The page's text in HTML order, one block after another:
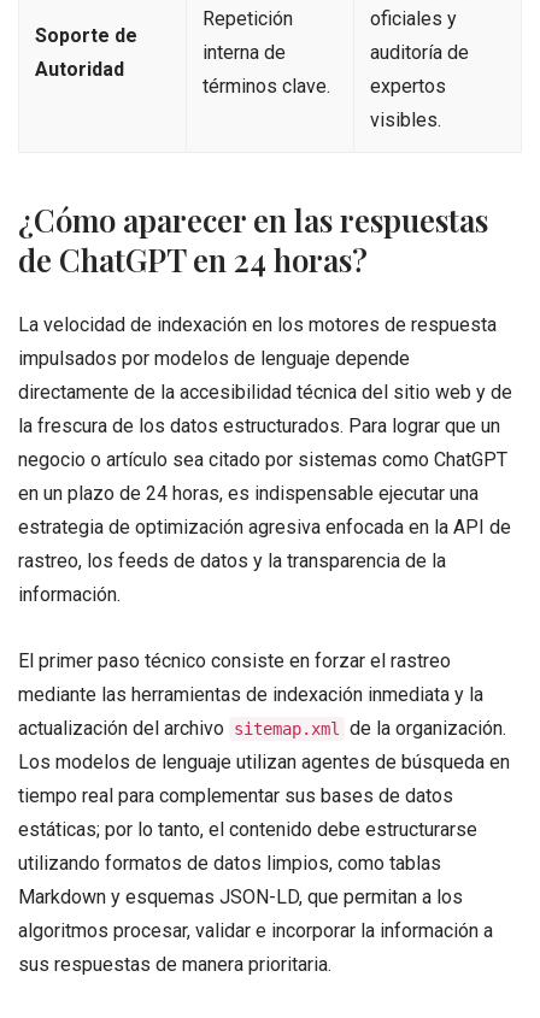
Soporte de
Autoridad
Repetición
interna de
términos clave.
oficiales y
auditoría de
expertos
visibles.
¿Cómo aparecer en las respuestas
de ChatGPT en 24 horas?
La velocidad de indexación en los motores de respuesta
impulsados por modelos de lenguaje depende
directamente de la accesibilidad técnica del sitio web y de
la frescura de los datos estructurados. Para lograr que un
negocio o artículo sea citado por sistemas como ChatGPT
en un plazo de 24 horas, es indispensable ejecutar una
estrategia de optimización agresiva enfocada en la API de
rastreo, los feeds de datos y la transparencia de la
información.
El primer paso técnico consiste en forzar el rastreo
mediante las herramientas de indexación inmediata y la
actualización del archivo sitemap.xml
de la organización.
Los modelos de lenguaje utilizan agentes de búsqueda en
tiempo real para complementar sus bases de datos
estáticas; por lo tanto, el contenido debe estructurarse
utilizando formatos de datos limpios, como tablas
Markdown y esquemas JSON-LD, que permitan a los
algoritmos procesar, validar e incorporar la información a
sus respuestas de manera prioritaria.